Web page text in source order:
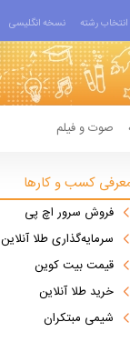
انتخاب رشته نسخه انگلیسی
صوت و فیلم
کسب و کارها
فروش سرور اچ پی
سرمایه‌گذاری طلا آنلاین
قیمت بیت کوین
خرید طلا آنلاین
شیمی مبتکران